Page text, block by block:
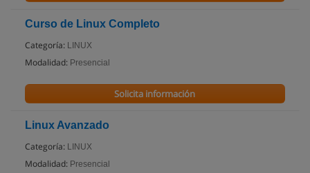
Curso de Linux Completo
Categoría: LINUX
Modalidad: Presencial
Solicita información
Linux Avanzado
Categoría: LINUX
Modalidad: Presencial